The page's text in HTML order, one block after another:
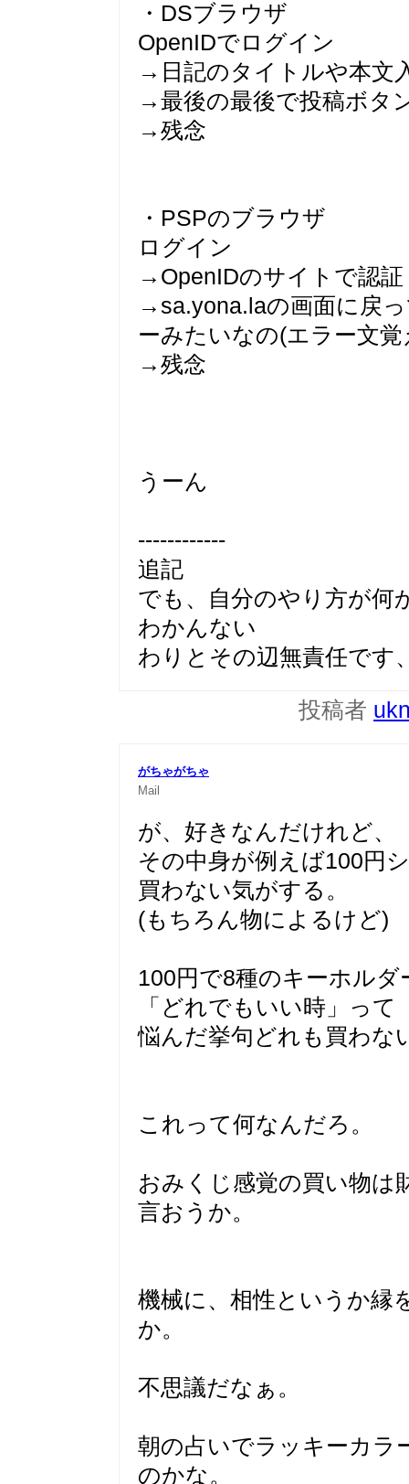
・DSブラウザ
OpenIDでログイン
→日記のタイトルや本文
→最後の最後で投稿ボタ
→残念
・PSPのブラウザ
ログイン
→OpenIDのサイトで認証
→sa.yona.laの画面に戻
ーみたいなの(エラー文
→残念
うーん
------------
追記
でも、自分のやり方が何
わかんない
わりとその辺無責任です
投稿者
がちゃがちゃ
Mail
が、好きなんだけれど、
その中身が例えば100円
買わない気がする。
(もちろん物によるけど)
100円で8種のキーホルダ
「どれでもいい時」って
悩んだ挙句どれも買わ
これって何なんだろ。
おみくじ感覚の買い物は
言おうか。
機械に、相性というか縁
か。
不思議だなぁ。
朝の占いでラッキーカラ
のかな。